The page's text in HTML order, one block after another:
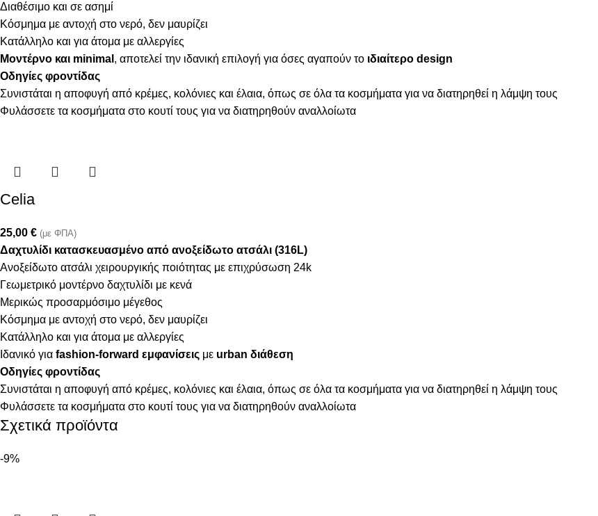
Διαθέσιμο και σε ασημί
Κόσμημα με αντοχή στο νερό, δεν μαυρίζει
Κατάλληλο και για άτομα με αλλεργίες
Μοντέρνο και minimal , αποτελεί την ιδανική επιλογή για όσες αγαπούν το ιδιαίτερο design
Οδηγίες φροντίδας
Συνιστάται η αποφυγή από κρέμες, κολόνιες και έλαια, όπως σε όλα τα κοσμήματα για να διατηρηθεί η λάμψη τους
Φυλάσσετε τα κοσμήματα στο κουτί τους για να διατηρηθούν αναλλοίωτα
Celia
25,00 € (με ΦΠΑ)
Δαχτυλίδι κατασκευασμένο από ανοξείδωτο ατσάλι (316L)
Ανοξείδωτο ατσάλι χειρουργικής ποιότητας με επιχρύσωση 24k
Γεωμετρικό μοντέρνο δαχτυλίδι με κενά
Μερικώς προσαρμόσιμο μέγεθος
Κόσμημα με αντοχή στο νερό, δεν μαυρίζει
Κατάλληλο και για άτομα με αλλεργίες
Ιδανικό για fashion-forward εμφανίσεις με urban διάθεση
Οδηγίες φροντίδας
Συνιστάται η αποφυγή από κρέμες, κολόνιες και έλαια, όπως σε όλα τα κοσμήματα για να διατηρηθεί η λάμψη τους
Φυλάσσετε τα κοσμήματα στο κουτί τους για να διατηρηθούν αναλλοίωτα
Σχετικά προϊόντα
-9%